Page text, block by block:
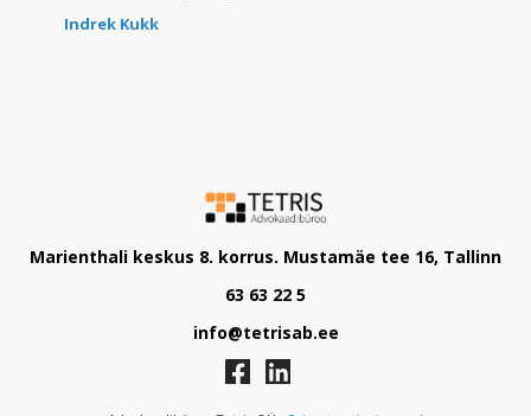
Indrek Kukk
Marienthali keskus 8. korrus. Mustamäe tee 16, Tallinn
63 63 22 5
info@tetrisab.ee